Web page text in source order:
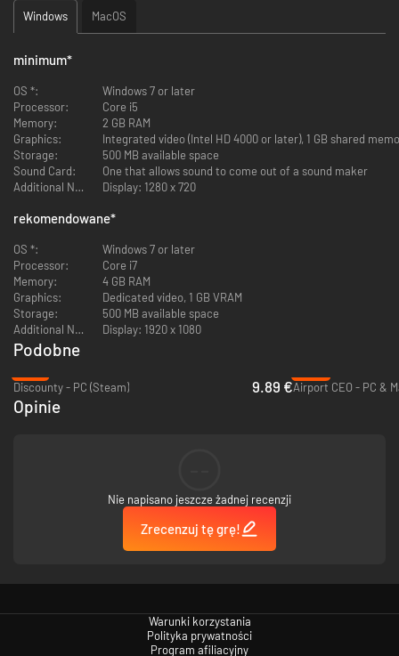
której nie potrzebne są biura, apartamenty czy hotelowe wygody, aby
przyciągnąć podróżnych z całego świata. Znaleźć wśród nich możesz
sklepy z zabawkami, ekskluzywne restauracje, a na salonach gier
kolejowe, które pomogą Ci ściągnąć jeszcze większe tłumy ludzi, niż to
było możliwe. Tarasy widokowe to idealny dodatek, dzięki któremu, idący
podziwiać panoramę miasta turysta, z pewnością zahaczy o budki z
jedzeniem czy pamiątkami.
A, i nie zapomnij o nowych, tropikalnych dodatkach i tapetach, które
Windows MacOS
minimum*
OS *:
Windows 7 or later
Processor:
Core i5
Memory:
2 GB RAM
Graphics:
Integrated video (Intel HD 4000 or later), 1 GB shared
Storage:
500 MB available space
Sound Card:
One that allows sound to come out of a sound maker
Additional Notes:
Display: 1280 x 720
rekomendowane*
OS *:
Windows 7 or later
Processor:
Core i7
Memory:
4 GB RAM
Graphics:
Dedicated video, 1 GB VRAM
Storage:
500 MB available space
Additional Notes:
Display: 1920 x 1080
Podobne
Discounty - PC (Steam)
9.89 €Airport CEO - PC &
Opinie
Nie napisano jeszcze żadnej recenzji
Zrecenzuj tę grę!
Warunki korzystania
Polityka prywatności
Program afiliacyjny